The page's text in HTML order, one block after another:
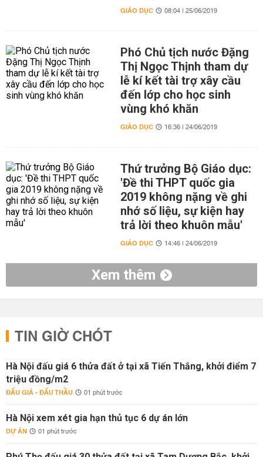
GIÁO DỤC 08:04 | 25/06/2019
Phó Chủ tịch nước Đặng
Thị Ngọc Thịnh tham dự
lễ kí kết tài trợ xây cầu
đến lớp cho học sinh
vùng khó khăn
GIÁO DỤC 16:36 | 24/06/2019
Thứ trưởng Bộ Giáo dục:
'Đề thi THPT quốc gia
2019 không nặng về ghi
nhớ số liệu, sự kiện hay
trả lời theo khuôn mẫu'
GIÁO DỤC 14:46 | 24/06/2019
Xem thêm
TIN GIỜ CHÓT
Hà Nội đấu giá 6 thửa đất ở tại xã Tiến Thắng, khởi điểm 7
triệu đồng/m2
ĐẤU GIÁ - ĐẤU THẦU 01 phút trước
Hà Nội xem xét gia hạn thủ tục 6 dự án lớn
DỰ ÁN 01 phút trước